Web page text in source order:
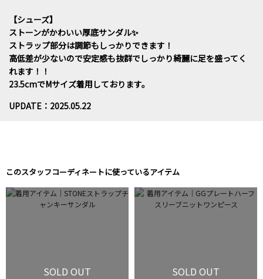
【シューズ】
ストーンがかわいい厚底サンダル✨️
ストラップ部分は調節もしっかりできます！
高低差が少ないので安定感も抜群でしっかり綺麗に足を盛ってく
れます！！
23.5cmでMサイズ着用しております。
UPDATE：2025.05.22
このスタッフコーディネートに使っているアイテム
SOLD OUT SOLD OUT